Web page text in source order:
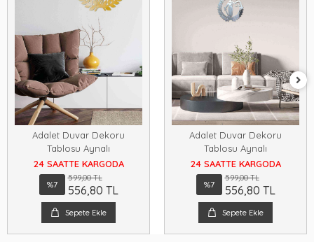
Adalet Duvar Dekoru
Tablosu Aynalı
24 SAATTE KARGODA
%7
599,00 TL
556,80 TL
Sepete Ekle
Adalet Duvar Dekoru
Tablosu Aynalı
24 SAATTE KARGODA
%7
599,00 TL
556,80 TL
Sepete Ekle